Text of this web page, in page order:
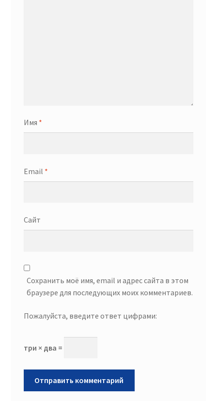
Имя *
Email *
Сайт
Сохранить моё имя, email и адрес сайта в этом
браузере для последующих моих комментариев.
Пожалуйста, введите ответ цифрами:
три × два =